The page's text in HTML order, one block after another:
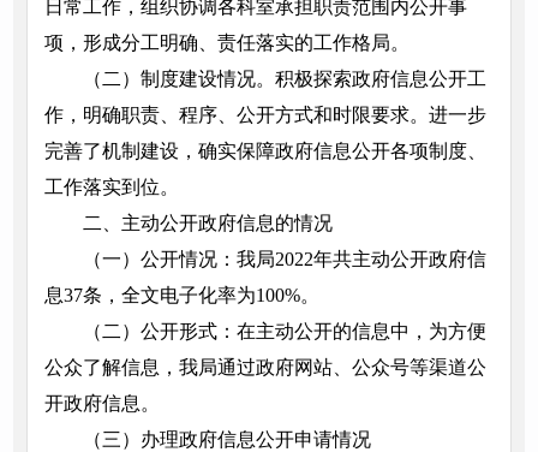
日常工作，组织协调各科室承担职责范围内公开事
项，形成分工明确、责任落实的工作格局。
（二）制度建设情况。积极探索政府信息公开工
作，明确职责、程序、公开方式和时限要求。进一步
完善了机制建设，确实保障政府信息公开各项制度、
工作落实到位。
二、主动公开政府信息的情况
（一）公开情况：我局2022年共主动公开政府信
息37条，全文电子化率为100%。
（二）公开形式：在主动公开的信息中，为方便
公众了解信息，我局通过政府网站、公众号等渠道公
开政府信息。
（三）办理政府信息公开申请情况